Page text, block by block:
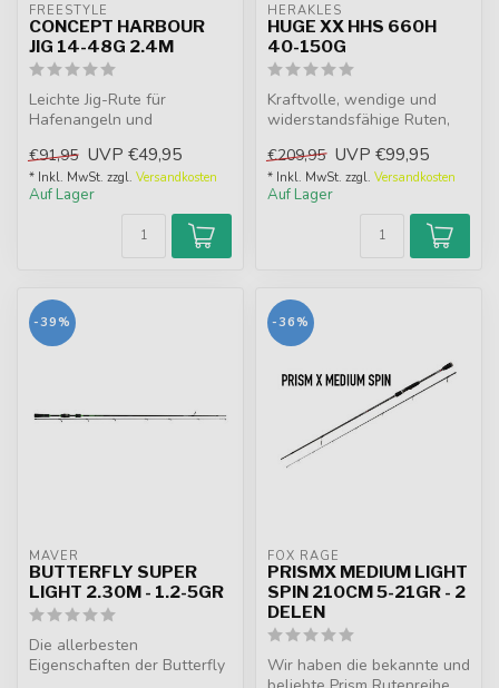
FREESTYLE
CONCEPT HARBOUR
JIG 14-48G 2.4M
Leichte Jig-Rute für
Hafenangeln und
Aktion mit viel Rüc...
€91,95 UVP €49,95
* Inkl. MwSt. zzgl. Versandkosten
Auf Lager
HERAKLES
HUGE XX HHS 660H
40-150G
Kraftvolle, wendige und
widerstandsfähige Ruten,
ausgewogen und ...
€209,95 UVP €99,95
* Inkl. MwSt. zzgl. Versandkosten
Auf Lager
-39%
MAVER
BUTTERFLY SUPER
LIGHT 2.30M - 1.2-5GR
Die allerbesten
Eigenschaften der Butterfly
-36%
FOX RAGE
PRISMX MEDIUM LIGHT
SPIN 210CM 5-21GR - 2
DELEN
Wir haben die bekannte und